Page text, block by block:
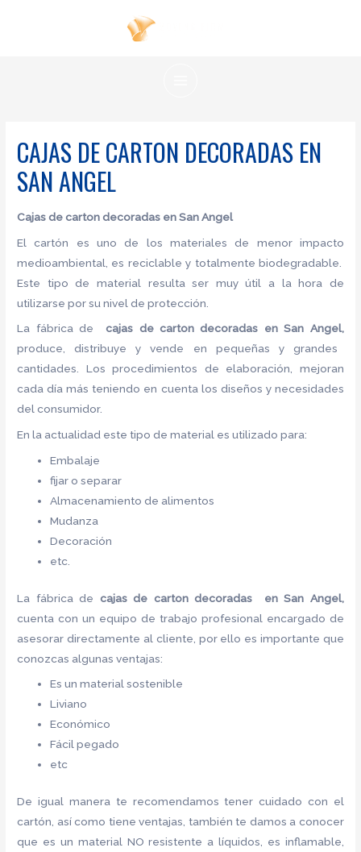
CAJAS DE CARTON DECORADAS EN
SAN ANGEL
Cajas de carton decoradas en San Angel
El cartón es uno de los materiales de menor impacto
medioambiental, es reciclable y totalmente biodegradable.
Este tipo de material resulta ser muy útil a la hora de
utilizarse por su nivel de protección.
La fábrica decajas de carton decoradas en San Angel,
produce, distribuye y vende en pequeñas y grandes
cantidades. Los procedimientos de elaboración, mejoran
cada día más teniendo en cuenta los diseños y necesidades
del consumidor.
En la actualidad este tipo de material es utilizado para:
Embalaje
fijar o separar
Almacenamiento de alimentos
Mudanza
Decoración
etc.
La fábrica de cajas de carton decoradas en San Angel,
cuenta con un equipo de trabajo profesional encargado de
asesorar directamente al cliente, por ello es importante que
conozcas algunas ventajas:
Es un material sostenible
Liviano
Económico
Fácil pegado
etc
De igual manera te recomendamos tener cuidado con el
cartón, así como tiene ventajas, también te damos a conocer
que es un material NO resistente a líquidos, es inflamable,